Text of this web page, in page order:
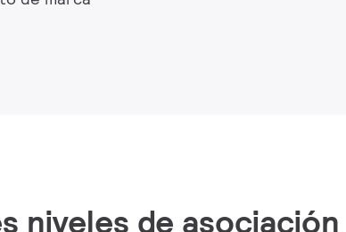
niveles de asociación